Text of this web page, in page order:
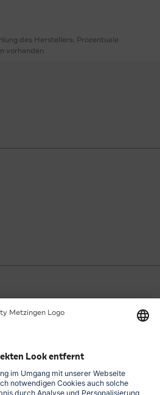
des Herstellers. Prozentuale
vorhanden